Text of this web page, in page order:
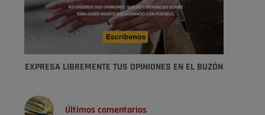
EXPRESA LIBREMENTE TUS OPINIONES EN EL BUZÓN
Últimos comentarios